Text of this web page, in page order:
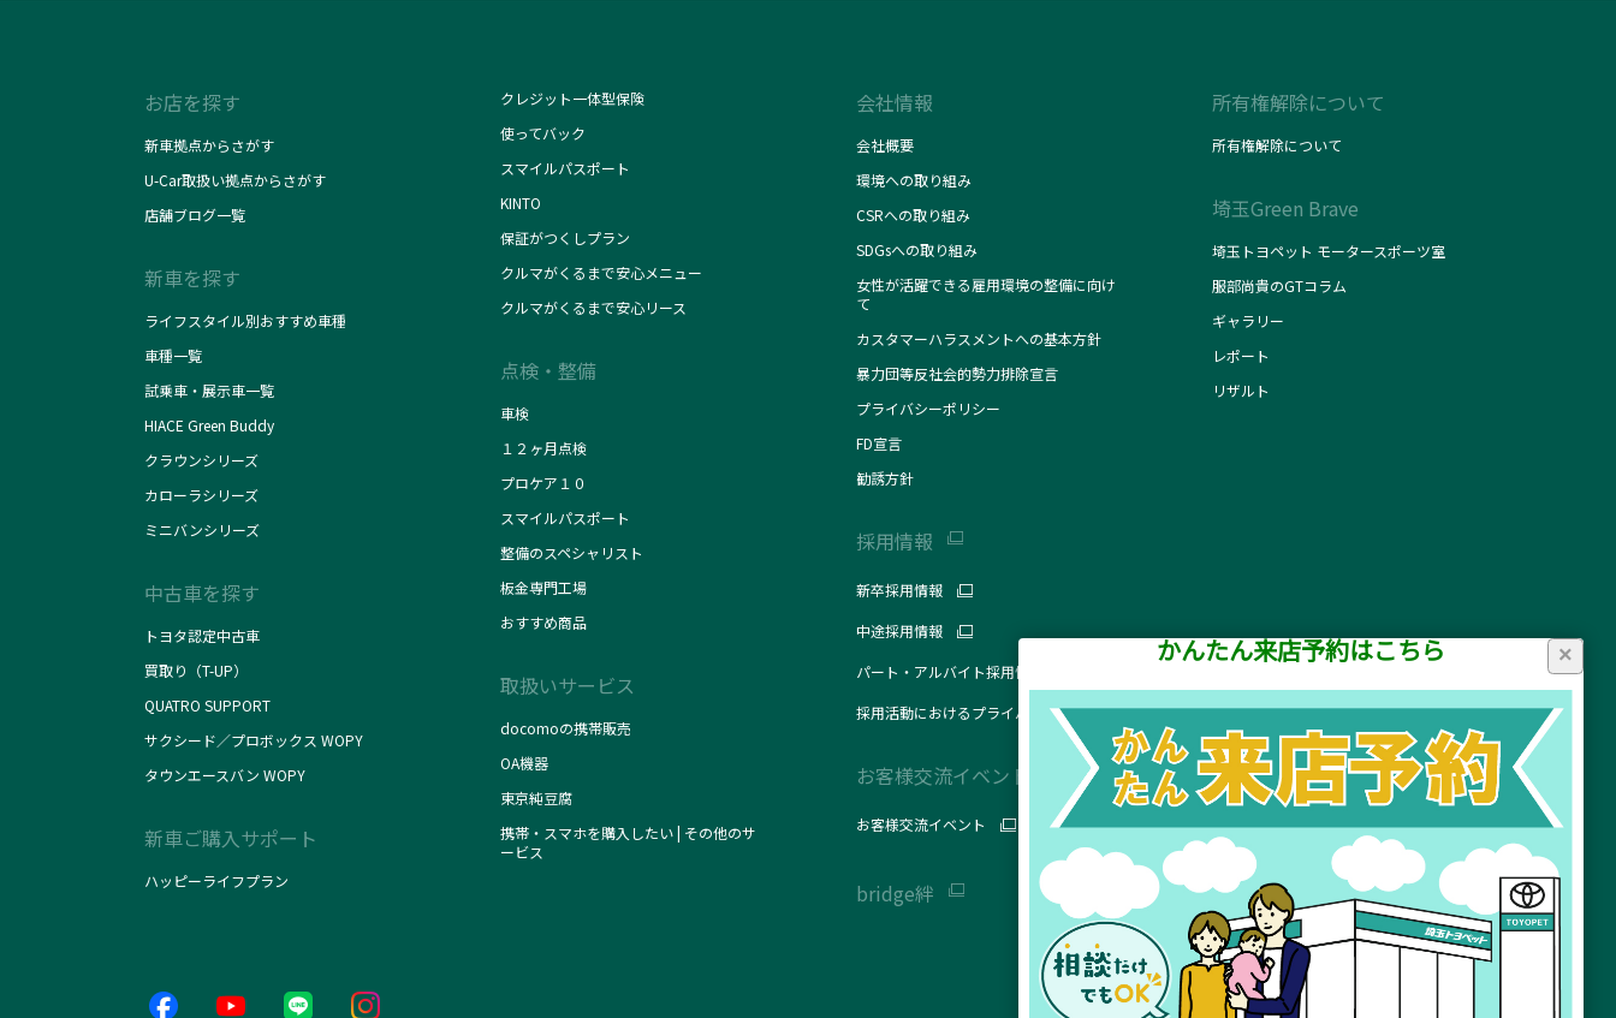
お店を探す
新車拠点からさがす
U-Car取扱い拠点からさがす
店舗ブログ一覧
新車を探す
ライフスタイル別おすすめ車種
車種一覧
試乗車・展示車一覧
HIACE Green Buddy
クラウンシリーズ
カローラシリーズ
ミニバンシリーズ
中古車を探す
トヨタ認定中古車
買取り（T-UP）
QUATRO SUPPORT
サクシード／プロボックス WOPY
タウンエースバン WOPY
新車ご購入サポート
ハッピーライフプラン
クレジット一体型保険
使ってバック
スマイルパスポート
KINTO
保証がつくしプラン
クルマがくるまで安心メニュー
クルマがくるまで安心リース
点検・整備
車検
１２ヶ月点検
プロケア１０
スマイルパスポート
整備のスペシャリスト
板金専門工場
おすすめ商品
取扱いサービス
docomoの携帯販売
OA機器
東京純豆腐
携帯・スマホを購入したい | その他のサ
ービス
会社情報
会社概要
環境への取り組み
CSRへの取り組み
SDGsへの取り組み
女性が活躍できる雇用環境の整備に向け
て
カスタマーハラスメントへの基本方針
暴力団等反社会的勢力排除宣言
プライバシーポリシー
FD宣言
勧誘方針
採用情報
新卒採用情報
中途採用情報
パート・アルバイト採用情報
採用活動におけるプライバシーポリシー
お客様交流イベント
お客様交流イベント
bridge絆
所有権解除について
所有権解除について
埼玉Green Brave
埼玉トヨペット モータースポーツ室
服部尚貴のGTコラム
ギャラリー
レポート
リザルト
×
かんたん来店予約はこちら